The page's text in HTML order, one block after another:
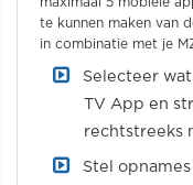
te kunnen maken van
in combinatie met je
Selecteer
TV App en
rechtstreeks
Stel